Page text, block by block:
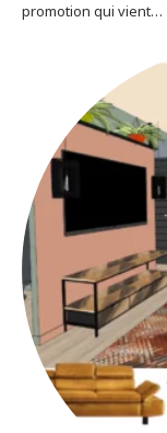
promotion qui vient…